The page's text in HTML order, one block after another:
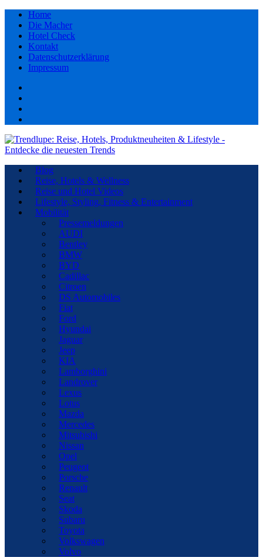
Home
Die Macher
Hotel Check
Kontakt
Datenschutzerklärung
Impressum
Blog
Reise, Hotels & Wellness
Reise und Hotel Videos
Lifestyle, Styling, Fitness & Entertainment
Mobilität
Pressemeldungen
AUDI
Bentley
BMW
BYD
Cadillac
Citroen
DS Automobiles
Fiat
Ford
Hyundai
Jaguar
Jeep
KIA
Lamborghini
Landrover
Lexus
Lotus
Mazda
Mercedes
Mitsubishi
Nissan
Opel
Peugeot
Porsche
Renault
Seat
Skoda
Subaru
Toyota
Volkswagen
Volvo